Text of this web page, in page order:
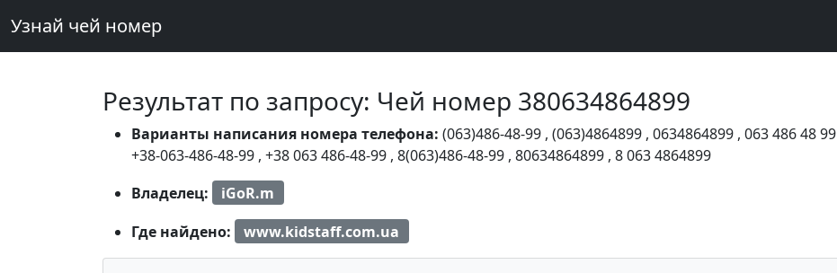
Узнай чей номер
Результат по запросу: Чей номер 380634864899
Варианты написания номера телефона: (063)486-48-99 , (063)4864899 , 0634864899 , 063 486 48 99
+38-063-486-48-99 , +38 063 486-48-99 , 8(063)486-48-99 , 80634864899 , 8 063 4864899
Владелец:
iGoR.m
Где найдено:
www.kidstaff.com.ua